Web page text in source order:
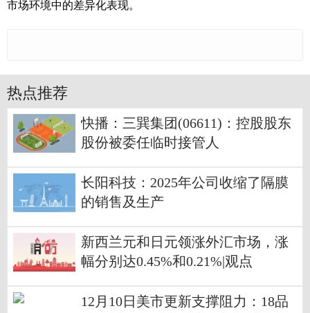
市场环境中的差异化表现。
热点推荐
快播：三巽集团(06611)：控股股东
股份被委任临时接管人
长阳科技：2025年公司收缩了隔膜
的销售及生产
新西兰元和日元领涨外汇市场，涨
幅分别达0.45%和0.21%|观点
12月10日美市更新支撑阻力：18品